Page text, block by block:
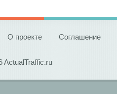
О проекте Соглашение
ActualTraffic.ru